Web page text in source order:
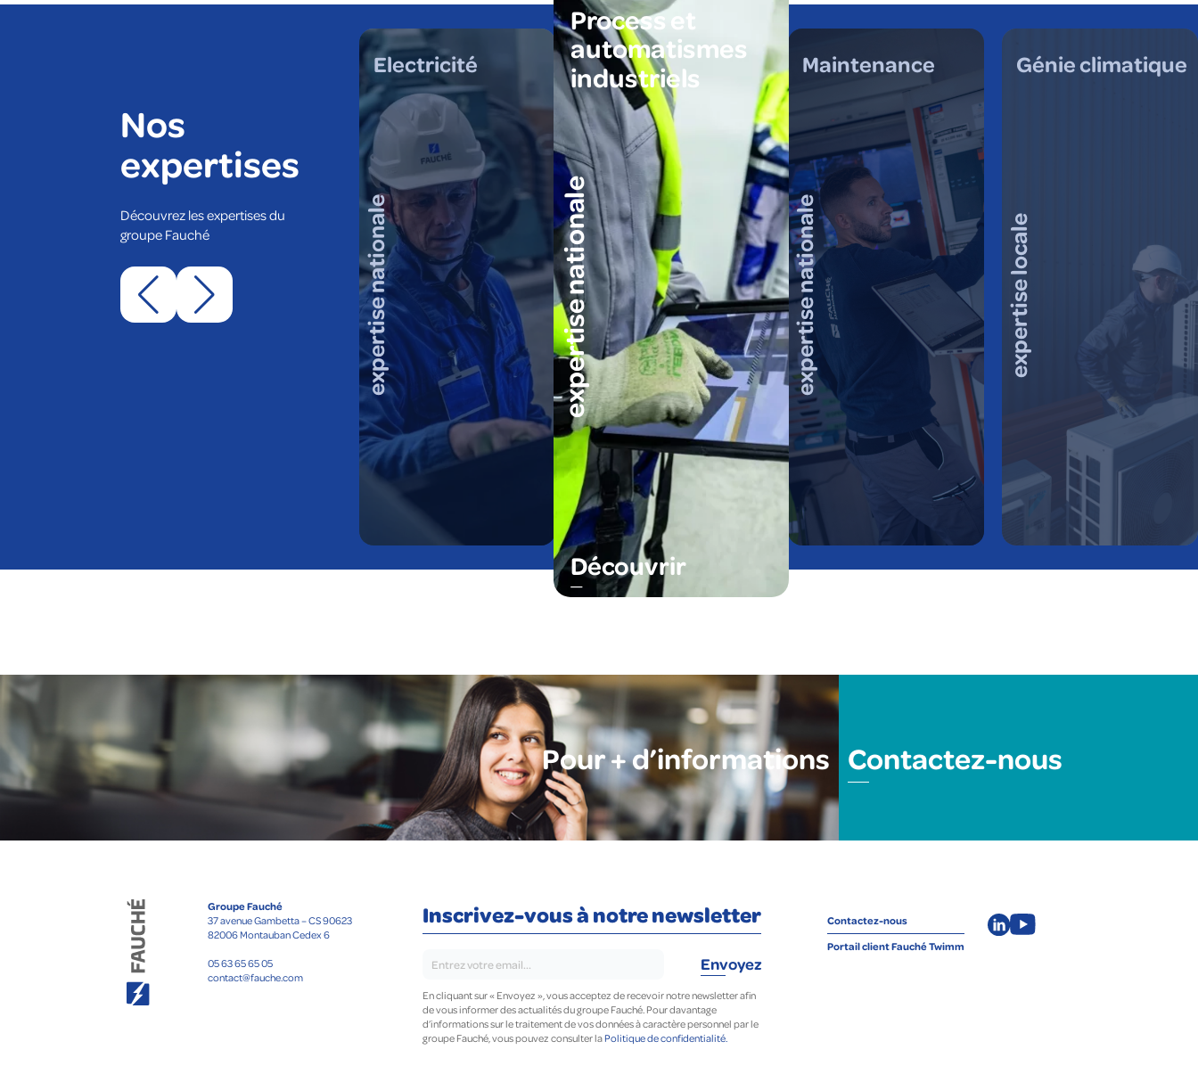
Nos
expertises
Découvrez les expertises du
groupe Fauché
expertise locale
Electricité
expertise nationale
Process et
automatismes
industriels
Découvrir
expertise nationale
Maintenance
expertise nationale
Génie climatique
expertise locale
Pour + d’informations Contactez-nous
Groupe Fauché
37 avenue Gambetta – CS 90623
82006 Montauban Cedex 6
05 63 65 65 05
contact@fauche.com
Inscrivez-vous à notre newsletter
En cliquant sur « Envoyez », vous acceptez de recevoir notre newsletter afin
de vous informer des actualités du groupe Fauché. Pour davantage
d’informations sur le traitement de vos données à caractère personnel par le
groupe Fauché, vous pouvez consulter laPolitique de confidentialité.
Contactez-nous
Portail client Fauché Twimm